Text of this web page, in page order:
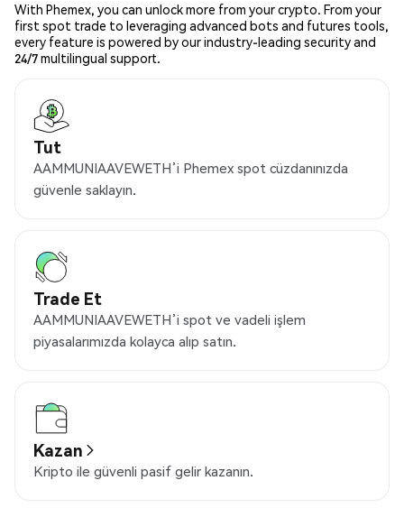
With Phemex, you can unlock more from your crypto. From your
first spot trade to leveraging advanced bots and futures tools,
every feature is powered by our industry-leading security and
24/7 multilingual support.
Tut
AAMMUNIAAVEWETH’i Phemex spot cüzdanınızda
güvenle saklayın.
Trade Et
AAMMUNIAAVEWETH’i spot ve vadeli işlem
piyasalarımızda kolayca alıp satın.
Kazan
Kripto ile güvenli pasif gelir kazanın.